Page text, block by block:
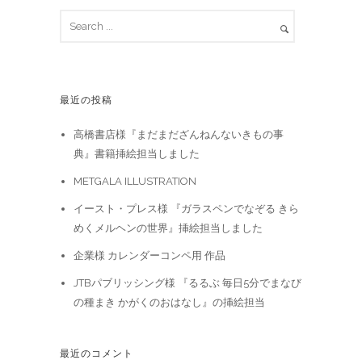
最近の投稿
高橋書店様『まだまだざんねんないきもの事
典』書籍挿絵担当しました
METGALA ILLUSTRATION
イースト・プレス様 『ガラスペンでなぞる きら
めくメルヘンの世界』挿絵担当しました
企業様 カレンダーコンペ用 作品
JTBパブリッシング様 『るるぶ 毎日5分でまなび
の種まき かがくのおはなし』の挿絵担当
最近のコメント